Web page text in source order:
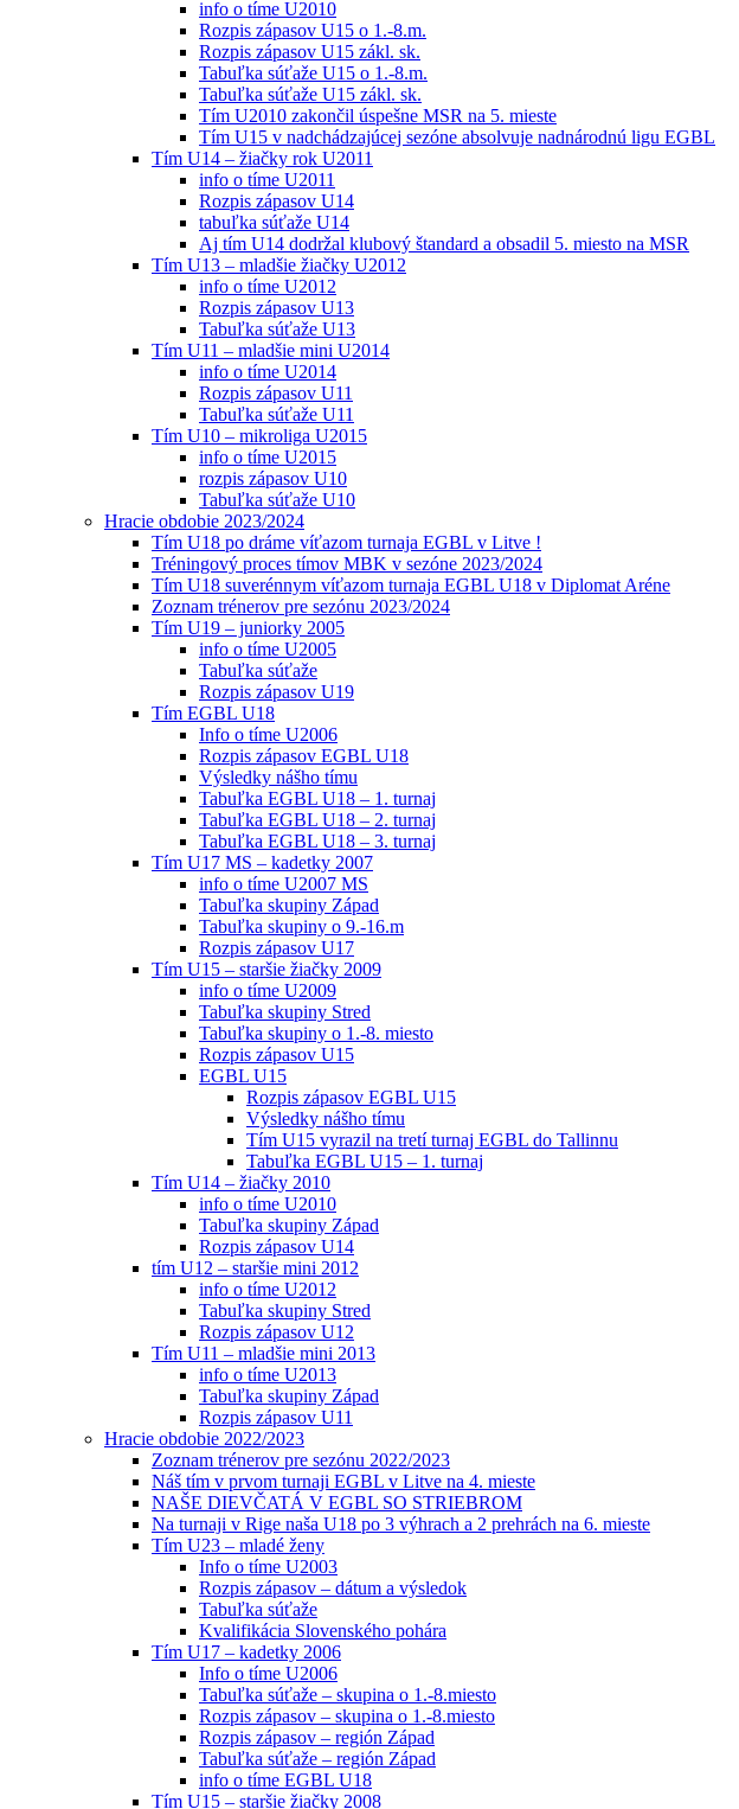
info o tíme U2010
Rozpis zápasov U15 o 1.-8.m.
Rozpis zápasov U15 zákl. sk.
Tabuľka súťaže U15 o 1.-8.m.
Tabuľka súťaže U15 zákl. sk.
Tím U2010 zakončil úspešne MSR na 5. mieste
Tím U15 v nadchádzajúcej sezóne absolvuje nadnárodnú ligu EGBL
Tím U14 – žiačky rok U2011
info o tíme U2011
Rozpis zápasov U14
tabuľka súťaže U14
Aj tím U14 dodržal klubový štandard a obsadil 5. miesto na MSR
Tím U13 – mladšie žiačky U2012
info o tíme U2012
Rozpis zápasov U13
Tabuľka súťaže U13
Tím U11 – mladšie mini U2014
info o tíme U2014
Rozpis zápasov U11
Tabuľka súťaže U11
Tím U10 – mikroliga U2015
info o tíme U2015
rozpis zápasov U10
Tabuľka súťaže U10
Hracie obdobie 2023/2024
Tím U18 po dráme víťazom turnaja EGBL v Litve !
Tréningový proces tímov MBK v sezóne 2023/2024
Tím U18 suverénnym víťazom turnaja EGBL U18 v Diplomat Aréne
Zoznam trénerov pre sezónu 2023/2024
Tím U19 – juniorky 2005
info o tíme U2005
Tabuľka súťaže
Rozpis zápasov U19
Tím EGBL U18
Info o tíme U2006
Rozpis zápasov EGBL U18
Výsledky nášho tímu
Tabuľka EGBL U18 – 1. turnaj
Tabuľka EGBL U18 – 2. turnaj
Tabuľka EGBL U18 – 3. turnaj
Tím U17 MS – kadetky 2007
info o tíme U2007 MS
Tabuľka skupiny Západ
Tabuľka skupiny o 9.-16.m
Rozpis zápasov U17
Tím U15 – staršie žiačky 2009
info o tíme U2009
Tabuľka skupiny Stred
Tabuľka skupiny o 1.-8. miesto
Rozpis zápasov U15
EGBL U15
Rozpis zápasov EGBL U15
Výsledky nášho tímu
Tím U15 vyrazil na tretí turnaj EGBL do Tallinnu
Tabuľka EGBL U15 – 1. turnaj
Tím U14 – žiačky 2010
info o tíme U2010
Tabuľka skupiny Západ
Rozpis zápasov U14
tím U12 – staršie mini 2012
info o tíme U2012
Tabuľka skupiny Stred
Rozpis zápasov U12
Tím U11 – mladšie mini 2013
info o tíme U2013
Tabuľka skupiny Západ
Rozpis zápasov U11
Hracie obdobie 2022/2023
Zoznam trénerov pre sezónu 2022/2023
Náš tím v prvom turnaji EGBL v Litve na 4. mieste
NAŠE DIEVČATÁ V EGBL SO STRIEBROM
Na turnaji v Rige naša U18 po 3 výhrach a 2 prehrách na 6. mieste
Tím U23 – mladé ženy
Info o tíme U2003
Rozpis zápasov – dátum a výsledok
Tabuľka súťaže
Kvalifikácia Slovenského pohára
Tím U17 – kadetky 2006
Info o tíme U2006
Tabuľka súťaže – skupina o 1.-8.miesto
Rozpis zápasov – skupina o 1.-8.miesto
Rozpis zápasov – región Západ
Tabuľka súťaže – región Západ
info o tíme EGBL U18
Tím U15 – staršie žiačky 2008